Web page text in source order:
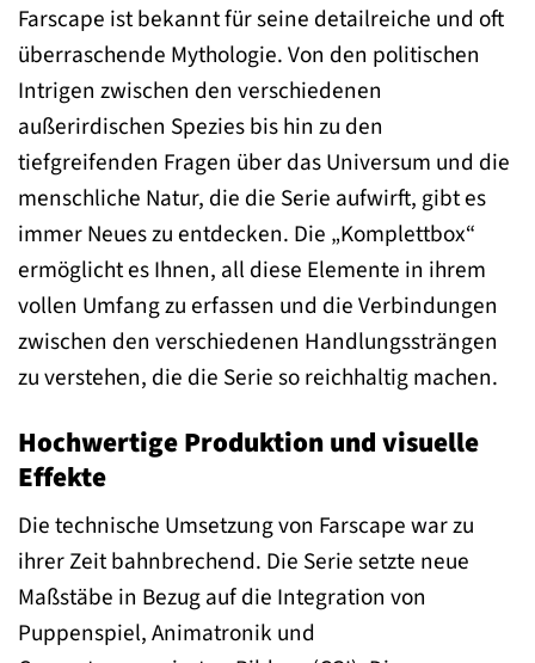
Farscape ist bekannt für seine detailreiche und oft
überraschende Mythologie. Von den politischen
Intrigen zwischen den verschiedenen
außerirdischen Spezies bis hin zu den
tiefgreifenden Fragen über das Universum und die
menschliche Natur, die die Serie aufwirft, gibt es
immer Neues zu entdecken. Die „Komplettbox“
ermöglicht es Ihnen, all diese Elemente in ihrem
vollen Umfang zu erfassen und die Verbindungen
zwischen den verschiedenen Handlungssträngen
zu verstehen, die die Serie so reichhaltig machen.
Hochwertige Produktion und visuelle
Effekte
Die technische Umsetzung von Farscape war zu
ihrer Zeit bahnbrechend. Die Serie setzte neue
Maßstäbe in Bezug auf die Integration von
Puppenspiel, Animatronik und